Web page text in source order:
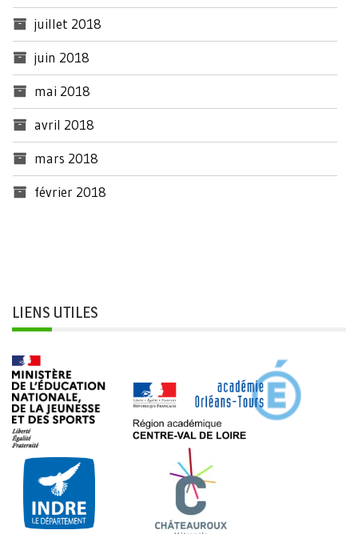
juillet 2018
juin 2018
mai 2018
avril 2018
mars 2018
février 2018
LIENS UTILES